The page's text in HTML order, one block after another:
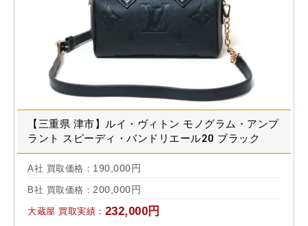
【三重県 津市】ルイ・ヴィトン モノグラム・アンプ
ラント スピーディ・バンドリエール20 ブラック
M58953 買取実績 2022.11
A社 買取価格： 190,000円
B社 買取価格： 200,000円
大蔵屋 買取実績： 232,000円